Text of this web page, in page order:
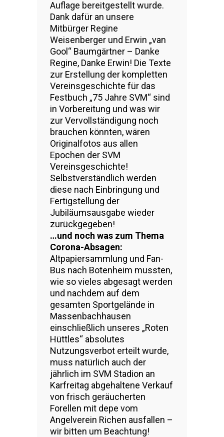
Auflage bereitgestellt wurde.
Dank dafür an unsere
Mitbürger Regine
Weisenberger und Erwin „van
Gool“ Baumgärtner – Danke
Regine, Danke Erwin! Die Texte
zur Erstellung der kompletten
Vereinsgeschichte für das
Festbuch „75 Jahre SVM“ sind
in Vorbereitung und was wir
zur Vervollständigung noch
brauchen könnten, wären
Originalfotos aus allen
Epochen der SVM
Vereinsgeschichte!
Selbstverständlich werden
diese nach Einbringung und
Fertigstellung der
Jubiläumsausgabe wieder
zurückgegeben!
…und noch was zum Thema
Corona-Absagen:
Altpapiersammlung und Fan-
Bus nach Botenheim mussten,
wie so vieles abgesagt werden
und nachdem auf dem
gesamten Sportgelände in
Massenbachhausen
einschließlich unseres „Roten
Hüttles“ absolutes
Nutzungsverbot erteilt wurde,
muss natürlich auch der
jährlich im SVM Stadion an
Karfreitag abgehaltene Verkauf
von frisch geräucherten
Forellen mit depe vom
Angelverein Richen ausfallen –
wir bitten um Beachtung!